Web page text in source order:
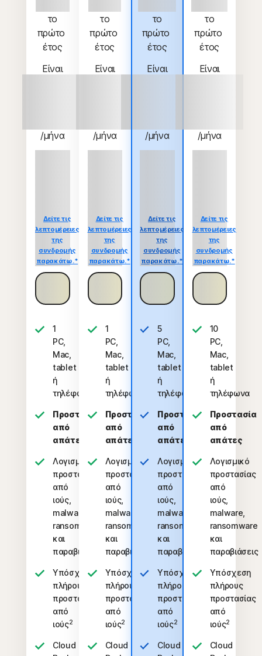
πρώτο
έτος
Είναι
/μήνα
Δείτε τις
λεπτομέρειες
της
συνδρομής
παρακάτω.*
Εγγραφείτε
1
PC,
Mac,
tablet
ή
τηλέφωνο
Προστασία
από
απάτες
Λογισμικό
προστασίας
από
ιούς,
malware,
ransomware
και
παραβιάσεις
Υπόσχεση
πλήρους
προστασίας
από
ιούς2
Cloud
το
πρώτο
έτος
Είναι
/μήνα
Δείτε τις
λεπτομέρειες
της
συνδρομής
παρακάτω.*
Εγγραφείτε
1
PC,
Mac,
tablet
ή
τηλέφωνο
Προστασία
από
απάτες
Λογισμικό
προστασίας
από
ιούς,
malware,
ransomware
και
παραβιάσεις
Υπόσχεση
πλήρους
προστασίας
από
ιούς2
Cloud
πρώτο
έτος
Είναι
/μήνα
Δείτε τις
λεπτομέρειες
της
συνδρομής
παρακάτω.*
Εγγραφείτε
5
PC,
Mac,
tablet
ή
τηλέφωνα
Προστασία
από
απάτες
Λογισμικό
προστασίας
από
ιούς,
malware,
ransomware
και
παραβιάσεις
Υπόσχεση
πλήρους
προστασίας
από
ιούς2
Cloud
το
πρώτο
έτος
Είναι
/μήνα
Δείτε τις
λεπτομέρειες
της
συνδρομής
παρακάτω.*
Εγγραφείτε
10
PC,
Mac,
tablet
ή
τηλέφωνα
Προστασία
από
απάτες
Λογισμικό
προστασίας
από
ιούς,
malware,
ransomware
και
παραβιάσεις
Υπόσχεση
πλήρους
προστασίας
από
ιούς2
Cloud